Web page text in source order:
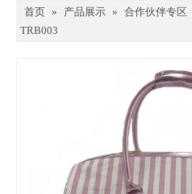
首页 » 产品展示 » 合作伙伴专区
TRB003